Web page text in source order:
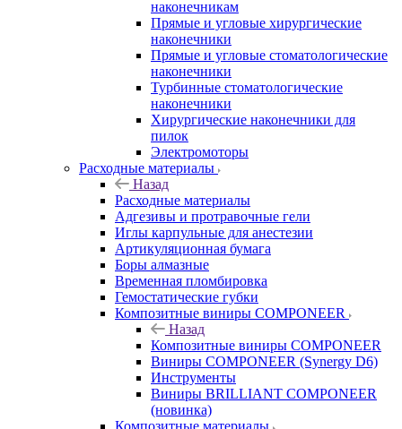
наконечникам
Прямые и угловые хирургические
наконечники
Прямые и угловые стоматологические
наконечники
Турбинные стоматологические
наконечники
Хирургические наконечники для
пилок
Электромоторы
Расходные материалы
Назад
Расходные материалы
Адгезивы и протравочные гели
Иглы карпульные для анестезии
Артикуляционная бумага
Боры алмазные
Временная пломбировка
Гемостатические губки
Композитные виниры COMPONEER
Назад
Композитные виниры COMPONEER
Виниры COMPONEER (Synergy D6)
Инструменты
Виниры BRILLIANT COMPONEER
(новинка)
Композитные материалы